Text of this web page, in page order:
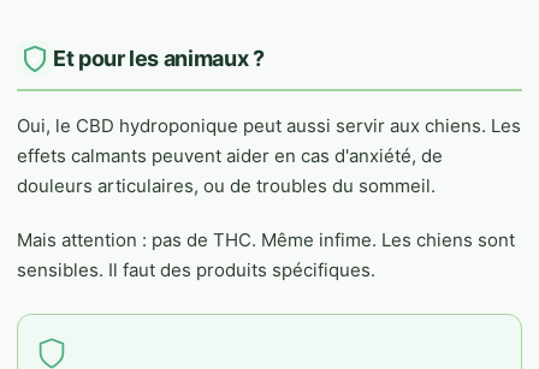
Et pour les animaux ?
Oui, le CBD hydroponique peut aussi servir aux chiens. Les
effets calmants peuvent aider en cas d'anxiété, de
douleurs articulaires, ou de troubles du sommeil.
Mais attention : pas de THC. Même infime. Les chiens sont
sensibles. Il faut des produits spécifiques.